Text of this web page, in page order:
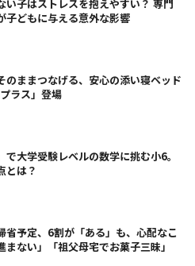
い子はストレスを抱えやすい？ 専門
子どもに与える意外な影響
のままつなげる、安心の添い寝ベッド
ラス」登場
で大学受験レベルの数学に挑む小6。
とは？
省予定、6割が「ある」も、心配なこ
まない」「祖父母宅でお菓子三昧」